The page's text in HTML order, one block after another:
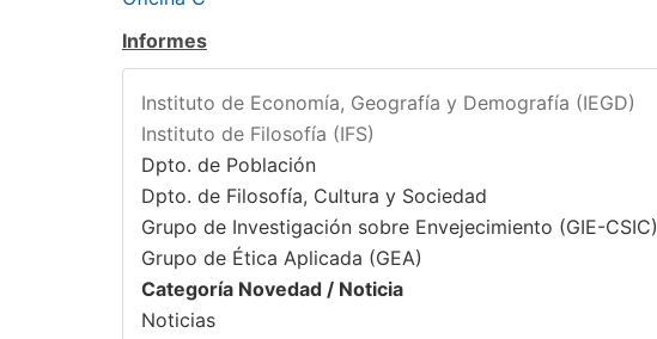
Informes
Instituto de Economía, Geografía y Demografía (IEGD)
Instituto de Filosofía (IFS)
Dpto. de Población
Dpto. de Filosofía, Cultura y Sociedad
Grupo de Investigación sobre Envejecimiento (GIE-CSIC)
Grupo de Ética Aplicada (GEA)
Categoría Novedad / Noticia
Noticias